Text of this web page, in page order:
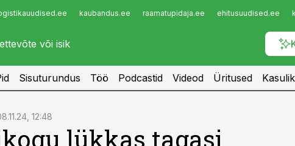
kaubandus.ee raamatupidaja.ee ehitusuudised.ee
Infopank
Sisuturundus Töö Podcastid Videod Üritused
12:48
lükkas tagasi